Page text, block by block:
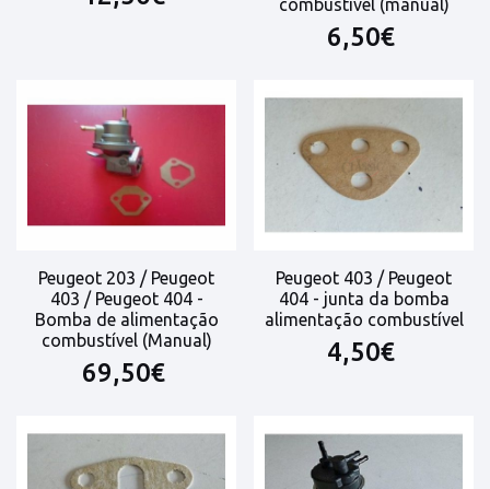
combustível (manual)
6,50€
Peugeot 203 / Peugeot
403 / Peugeot 404 -
Bomba de alimentação
combustível (Manual)
69,50€
Peugeot 403 / Peugeot
404 - junta da bomba
alimentação combustível
4,50€